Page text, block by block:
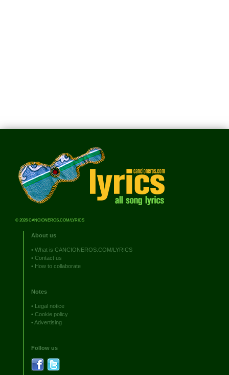
© 2026 CANCIONEROS.COM/LYRICS
About us
• What is CANCIONEROS.COM/LYRICS
• Contact us
• How to collaborate
Notes
•
Legal notice
• Cookie policy
•Advertising
Follow us